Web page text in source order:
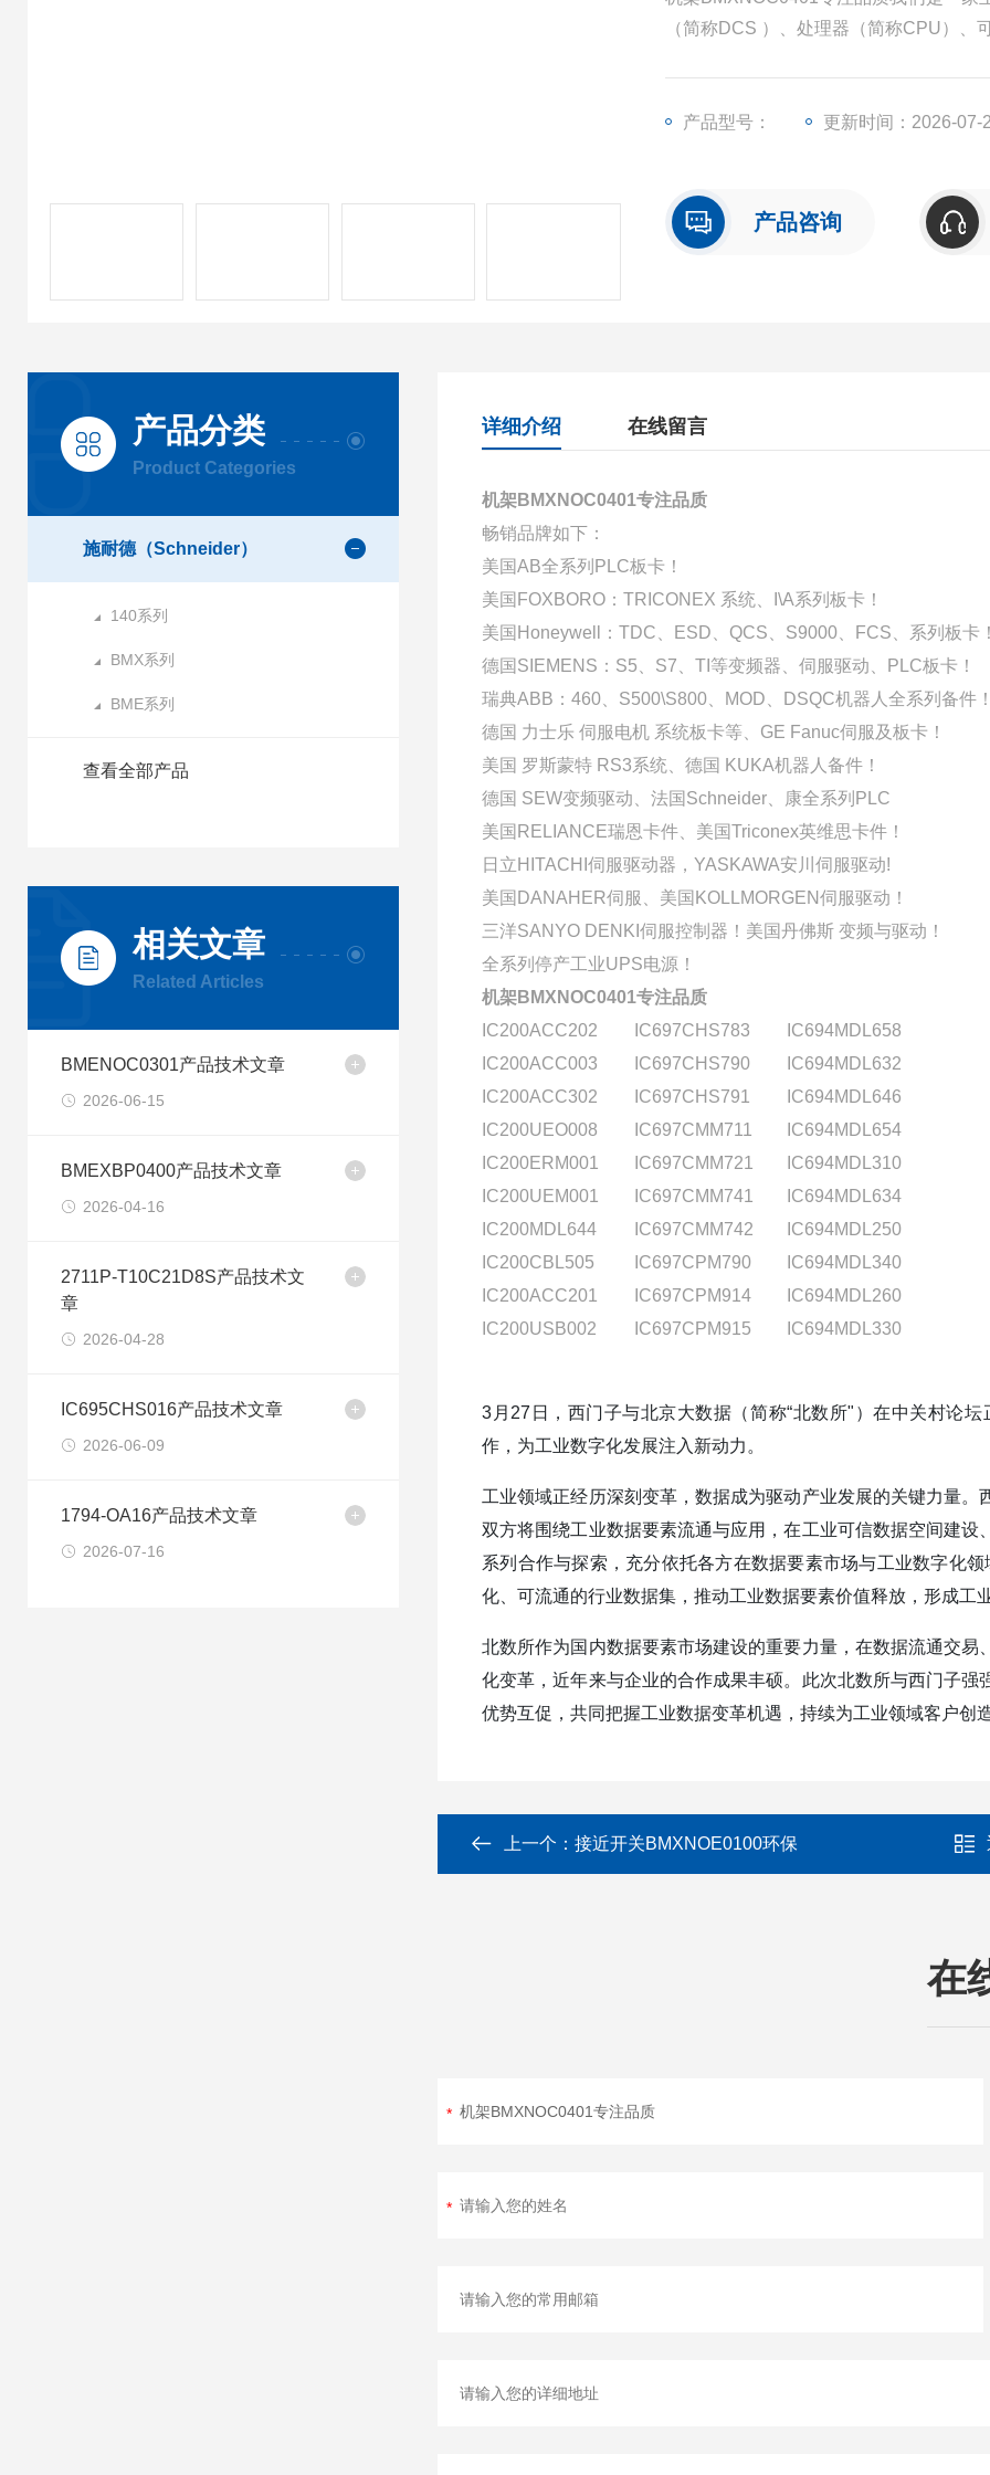
（简称DCS ）、处理器（简称CPU）
产品型号： 更新时间：2026-07-
产品咨询
产品分类
Product Categories
施耐德（Schneider）
140系列
BMX系列
BME系列
查看全部产品
相关文章
Related Articles
BMENOC0301产品技术文章
2026-06-15
BMEXBP0400产品技术文章
2026-04-16
2711P-T10C21D8S产品技术文
章
2026-04-28
IC695CHS016产品技术文章
2026-06-09
1794-OA16产品技术文章
2026-07-16
详细介绍 在线留言
机架BMXNOC0401专注品质
畅销品牌如下：
美国AB全系列PLC板卡！
美国FOXBORO：TRICONEX 系统、I\A系列板卡！
美国Honeywell：TDC、ESD、QCS、S9000、FCS、系列板卡
德国SIEMENS：S5、S7、TI等变频器、伺服驱动、PLC板卡！
瑞典ABB：460、S500\S800、MOD、DSQC机器人全系列备件
德国 力士乐 伺服电机 系统板卡等、GE Fanuc伺服及板卡！
美国 罗斯蒙特 RS3系统、德国 KUKA机器人备件！
德国 SEW变频驱动、法国Schneider、康全系列PLC
美国RELIANCE瑞恩卡件、美国Triconex英维思卡件！
日立HITACHI伺服驱动器，YASKAWA安川伺服驱动!
美国DANAHER伺服、美国KOLLMORGEN伺服驱动！
三洋SANYO DENKI伺服控制器！美国丹佛斯 变频与驱动！
全系列停产工业UPS电源！
机架BMXNOC0401专注品质
IC200ACC202
IC697CHS783
IC694MDL658
IC200ACC003
IC697CHS790
IC694MDL632
IC200ACC302
IC697CHS791
IC694MDL646
IC200UEO008
IC697CMM711
IC694MDL654
IC200ERM001
IC697CMM721
IC694MDL310
IC200UEM001
IC697CMM741
IC694MDL634
IC200MDL644
IC697CMM742
IC694MDL250
IC200CBL505
IC697CPM790
IC694MDL340
IC200ACC201
IC697CPM914
IC694MDL260
IC200USB002
IC697CPM915 IC694MDL330
3月27日，西门子与北京大数据（简称“北数所"）在中关村论
作，为工业数字化发展注入新动力。
工业领域正经历深刻变革，数据成为驱动产业发展的关键力量
双方将围绕工业数据要素流通与应用，在工业可信数据空间建
系列合作与探索，充分依托各方在数据要素市场与工业数字化
化、可流通的行业数据集，推动工业数据要素价值释放，形成工
北数所作为国内数据要素市场建设的重要力量，在数据流通交
化变革，近年来与企业的合作成果丰硕。此次北数所与西门子
优势互促，共同把握工业数据变革机遇，持续为工业领域客户创
上一个： 接近开关BMXNOE0100环保
在